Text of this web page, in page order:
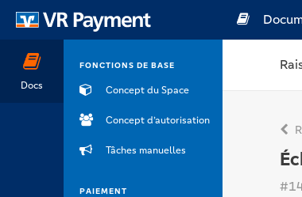
Docs
FONCTIONS DE BASE
Concept du Space
Concept d’autorisation
Tâches manuelles
PAIEMENT